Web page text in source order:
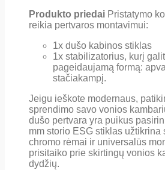
Produkto priedai Pristatymo
reikia pertvaros montavimui:
1x dušo kabinos stiklas
1x stabilizatorius, kurį
pageidaujamą formą:
stačiakampį.
Jeigu ieškote modernaus,
sprendimo savo vonios
dušo pertvara yra puikus
mm storio ESG stiklas užtikrina
chromo rėmai ir universalūs
prisitaiko prie skirtingų vonios
dydžių.